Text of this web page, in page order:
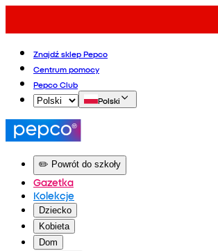
Znajdź sklep Pepco
Centrum pomocy
Pepco Club
Polski
✏️ Powrót do szkoły
Gazetka
Kolekcje
Dziecko
Kobieta
Dom